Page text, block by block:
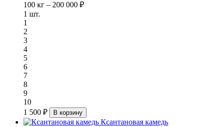
100 кг – 200 000 ₽
1 шт.
1
2
3
4
5
6
7
8
9
10
1 500 ₽
В корзину
Ксантановая камедь